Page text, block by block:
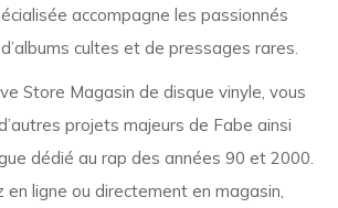
accompagne les passionnés
cultes et de pressages rares.
Store Magasin de disque vinyle, vous
projets majeurs de Fabe ainsi
dédié au rap des années 90 et 2000.
en ligne ou directement en magasin,